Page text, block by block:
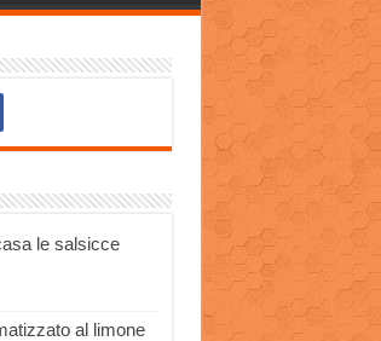
le salsicce
al limone